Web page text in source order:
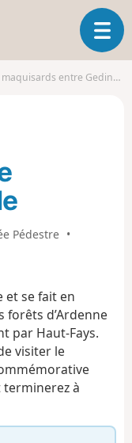
O
u
v
n
entre Gedinne et Graide
Pédestre •
et se fait en
d’Ardenne
par Haut-Fays.
visiter le
terminerez à